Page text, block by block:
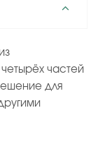
частей
для